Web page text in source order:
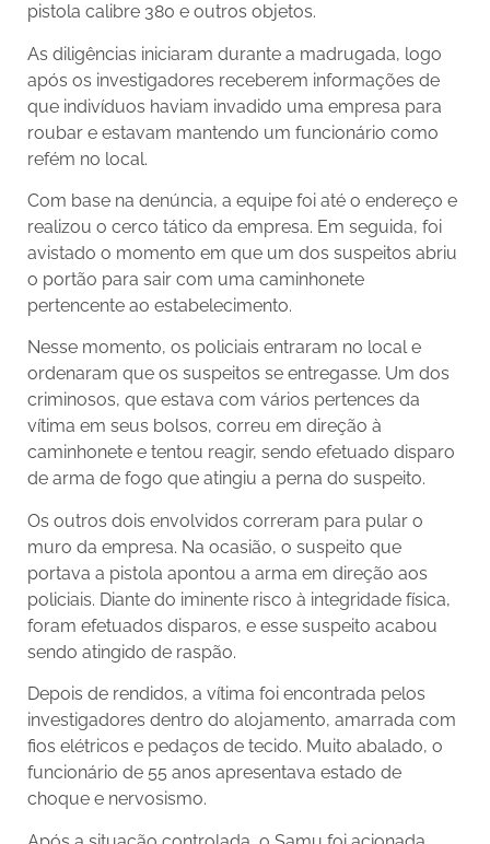
pistola calibre 380 e outros objetos.
As diligências iniciaram durante a madrugada, logo
após os investigadores receberem informações de
que indivíduos haviam invadido uma empresa para
roubar e estavam mantendo um funcionário como
refém no local.
Com base na denúncia, a equipe foi até o endereço e
realizou o cerco tático da empresa. Em seguida, foi
avistado o momento em que um dos suspeitos abriu
o portão para sair com uma caminhonete
pertencente ao estabelecimento.
Nesse momento, os policiais entraram no local e
ordenaram que os suspeitos se entregasse. Um dos
criminosos, que estava com vários pertences da
vítima em seus bolsos, correu em direção à
caminhonete e tentou reagir, sendo efetuado disparo
de arma de fogo que atingiu a perna do suspeito.
Os outros dois envolvidos correram para pular o
muro da empresa. Na ocasião, o suspeito que
portava a pistola apontou a arma em direção aos
policiais. Diante do iminente risco à integridade física,
foram efetuados disparos, e esse suspeito acabou
sendo atingido de raspão.
Depois de rendidos, a vítima foi encontrada pelos
investigadores dentro do alojamento, amarrada com
fios elétricos e pedaços de tecido. Muito abalado, o
funcionário de 55 anos apresentava estado de
choque e nervosismo.